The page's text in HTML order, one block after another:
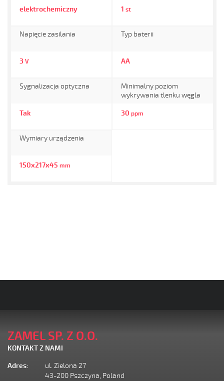
elektrochemiczny 1 st
Napięcie zasilania
3 V
Typ baterii
AA
Sygnalizacja optyczna
Tak
Minimalny poziom
wykrywania tlenku węgla
30 ppm
Wymiary urządzenia
150x217x45 mm
ZAMEL SP. Z O.O.
KONTAKT Z NAMI
Adres:
ul. Zielona 27
43-200 Pszczyna, Poland